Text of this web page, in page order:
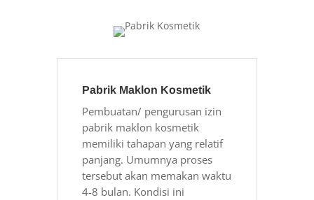
Pabrik Maklon Kosmetik
Pembuatan/ pengurusan izin
pabrik maklon kosmetik
memiliki tahapan yang relatif
panjang. Umumnya proses
tersebut akan memakan waktu
4-8 bulan. Kondisi ini